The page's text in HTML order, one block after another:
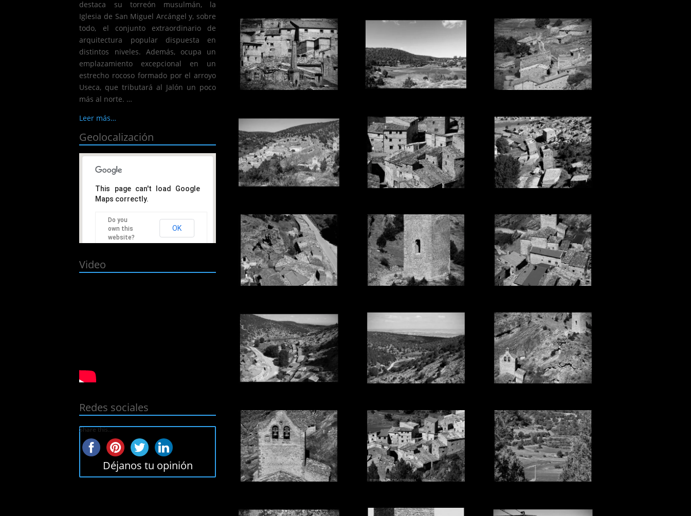
destaca su torreón musulmán, la
Iglesia de San Miguel Arcángel y, sobre
todo, el conjunto extraordinario de
arquitectura popular dispuesta en
distintos niveles. Además, ocupa un
emplazamiento excepcional en un
estrecho rocoso formado por el arroyo
Useca, que tributará al Jalón un poco
más al norte. …
Leer más…
Geolocalización
This page can't load Google
Maps correctly.
Do you
own this
website?
OK
Video
Redes sociales
Share this...
Déjanos tu opinión